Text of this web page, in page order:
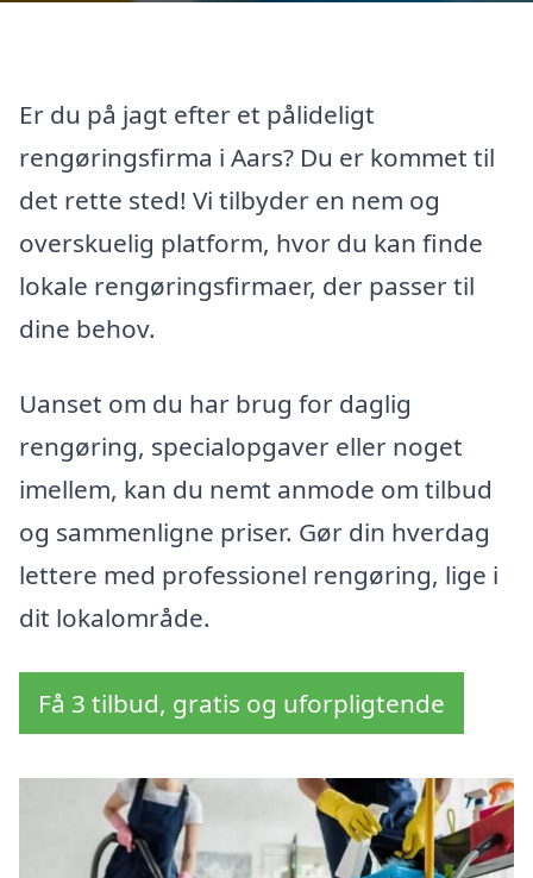
Er du på jagt efter et pålideligt
rengøringsfirma i Aars? Du er kommet til
det rette sted! Vi tilbyder en nem og
overskuelig platform, hvor du kan finde
lokale rengøringsfirmaer, der passer til
dine behov.
Uanset om du har brug for daglig
rengøring, specialopgaver eller noget
imellem, kan du nemt anmode om tilbud
og sammenligne priser. Gør din hverdag
lettere med professionel rengøring, lige i
dit lokalområde.
Få 3 tilbud, gratis og uforpligtende